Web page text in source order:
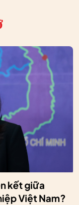
kết giữa
Việt Nam?